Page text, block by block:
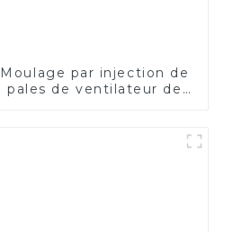
Moulage par injection de
pales de ventilateur de